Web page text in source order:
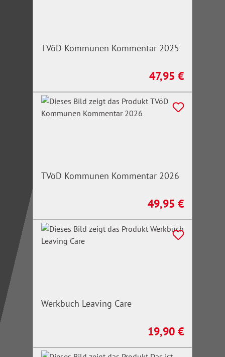
TVöD Kommunen Kommentar 2025
Regulärer Preis:
47,95 €
TVöD Kommunen Kommentar 2026
Regulärer Preis:
49,95 €
Werkbuch Leaving Care
Regulärer Preis:
19,90 €